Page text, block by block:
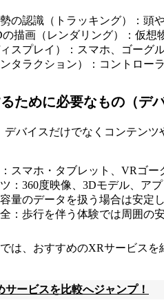
の認識（トラッキング）：頭
の描画（レンダリング）：仮想
スプレイ）：スマホ、ゴーグ
タラクション）：コントロー
ために必要なもの（デ
デバイスだけでなくコンテン
スマホ・タブレット、VRゴ
：360度映像、3Dモデル、ア
量のデータを扱う場合は安定
：歩行を伴う体験では周囲の
は、おすすめのXRサービス
ービスを比較へジャンプ！